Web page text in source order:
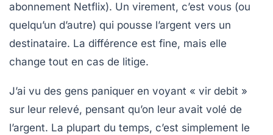
abonnement Netflix). Un virement, c’est vous (ou
quelqu’un d’autre) qui pousse l’argent vers un
destinataire. La différence est fine, mais elle
change tout en cas de litige.
J’ai vu des gens paniquer en voyant « vir debit »
sur leur relevé, pensant qu’on leur avait volé de
l’argent. La plupart du temps, c’est simplement le